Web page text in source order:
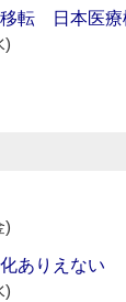
転 日本医療
)
)
ありえない
)